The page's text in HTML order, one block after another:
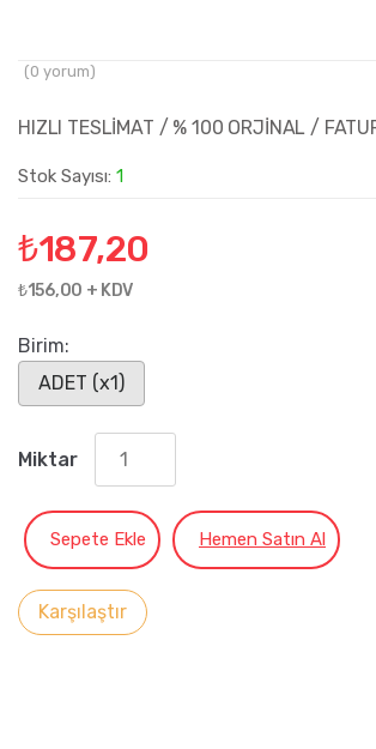
(0 yorum)
HIZLI TESLİMAT / % 100 ORJİNAL /
Stok Sayısı: 1
₺187,20
₺156,00 + KDV
Birim:
ADET (x1)
Miktar
Sepete Ekle Hemen Satın Al
Karşılaştır